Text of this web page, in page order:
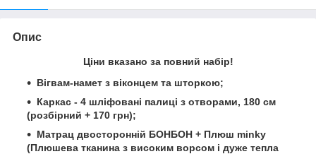
Опис
Ціни вказано за повний набір!
Вігвам-намет з віконцем та шторкою;
Каркас - 4 шліфовані палиці з отворами, 180 см
(розбірний + 170 грн);
Матрац двосторонній БОНБОН + Плюш minky
(Плюшева тканина з високим ворсом і дуже тепла